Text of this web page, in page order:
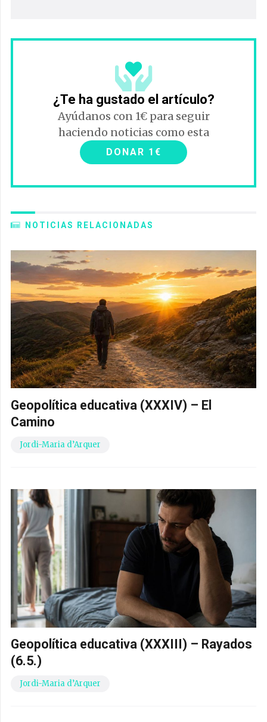
¿Te ha gustado el artículo?
Ayúdanos con 1€ para seguir
haciendo noticias como esta
DONAR 1€
NOTICIAS RELACIONADAS
Geopolítica educativa (XXXIV) – El
Camino
Jordi-Maria d’Arquer
Geopolítica educativa (XXXIII) – Rayados
(6.5.)
Jordi-Maria d’Arquer